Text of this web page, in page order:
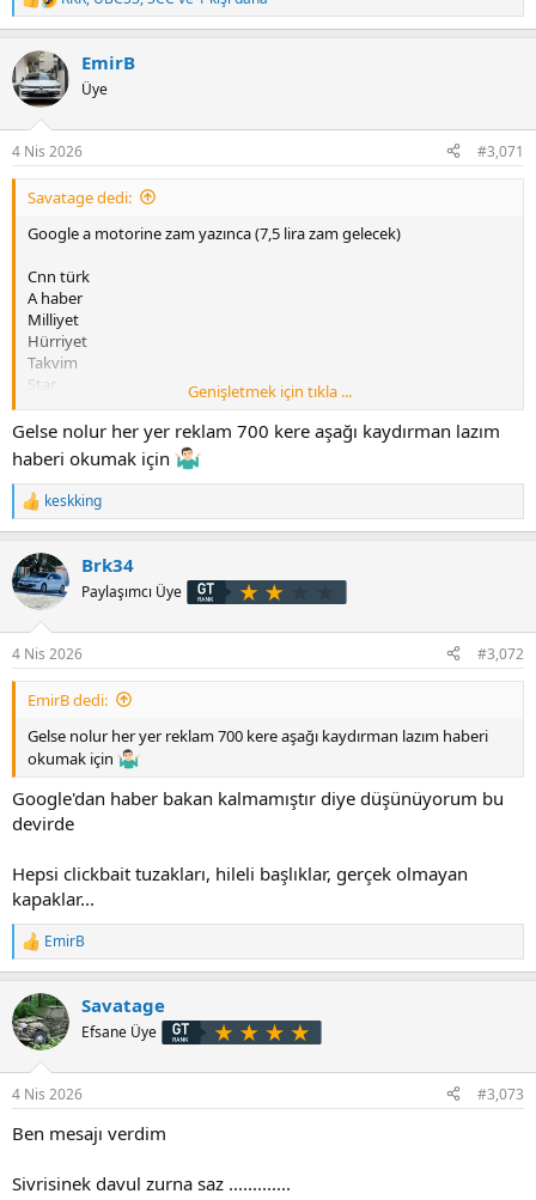
T
e
k
i
l
EmirB
Üye
4 Nis 2026 #3,071
Savatage dedi:
Google a motorine zam yazınca (7,5 lira zam gelecek)
Cnn türk
A haber
Milliyet
Hürriyet
Takvim
Star
Yeni şafak
Tgrt
Akit
Yeni akit
Bu tayfadan bir tane bile haber linki gelmiyor.
15 kuruş indirim gelse manşetten son dakika breaking news
yaparlar !!!
Genişletmek için tıkla ...
Gelse nolur her yer reklam 700 kere aşağı kaydırman lazım
haberi okumak için
T
e
k
i
l
keskking
Brk34
Paylaşımcı Üye
4 Nis 2026 #3,072
EmirB dedi:
Gelse nolur her yer reklam 700 kere aşağı kaydırman lazım haberi
okumak için
Google'dan haber bakan kalmamıştır diye düşünüyorum bu
devirde
Hepsi clickbait tuzakları, hileli başlıklar, gerçek olmayan
kapaklar...
T
e
k
i
l
EmirB
Savatage
Efsane Üye
4 Nis 2026 #3,073
Ben mesajı verdim
Sivrisinek davul zurna saz .............